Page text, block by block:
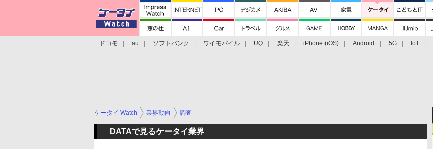
ドコモ au ソフトバンク ワイモバイル UQ 楽天 iPhone (iOS) Android 5G IoT
ケータイ Watch 業界動向 調査
DATAで見るケータイ業界